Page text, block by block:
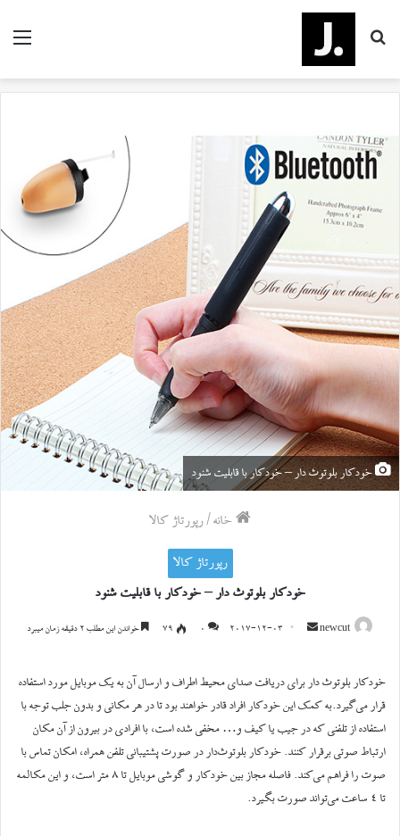
منو
برای
خودکار بلوتوث دار – خودکار با قابلیت شنود
خانه /رپورتاژ کالا
رپورتاژ کالا
خودکار بلوتوث دار – خودکار با قابلیت شنود
newcut
ارسال
2017-12-03
0 ۷۹ خواندن این مطلب ۲ دقیقه زمان میبرد
خودکار بلوتوث دار برای دریافت صدای محیط اطراف و ارسال آن به یک موبایل مورد استفاده
قرار می‌گیرد.به کمک این خودکار افراد قادر خواهند بود تا در هر مکانی و بدون جلب توجه با
استفاده از تلفنی که در جیب یا کیف و… مخفی شده است، با افرادی در بیرون از آن مکان
ارتباط صوتی برقرار کنند. خودکار بلوتوث‌دار در صورت پشتیبانی تلفن همراه، امکان تماس با
صوت را فراهم می‌کند. فاصله مجاز بین خودکار و گوشی موبایل تا ۸ متر است، و این مکالمه
تا ۴ ساعت می‌تواند صورت بگیرد.